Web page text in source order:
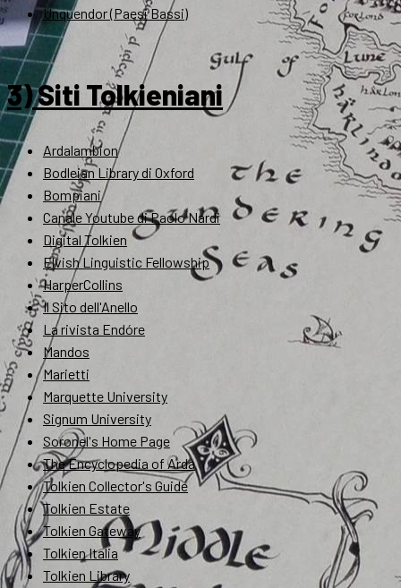
Unquendor (Paesi Bassi)
3) Siti Tolkieniani
Ardalambion
Bodleian Library di Oxford
Bompiani
Canale Youtube di Paolo Nardi
Digital Tolkien
Elvish Linguistic Fellowship
HarperCollins
Il Sito dell'Anello
La rivista Endóre
Mandos
Marietti
Marquette University
Signum University
Soronel's Home Page
The Encyclopedia of Arda
Tolkien Collector's Guide
Tolkien Estate
Tolkien Gateway
Tolkien Italia
Tolkien Library